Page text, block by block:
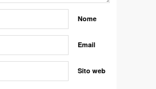
Nome
Email
Sito web